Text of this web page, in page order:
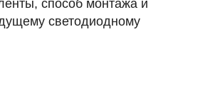
способ монтажа и
светодиодному